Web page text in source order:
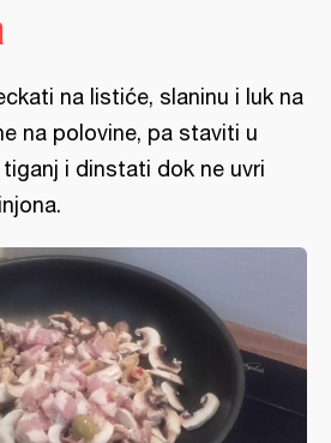
na listiće, slaninu i luk na
na polovine, pa staviti u
i dinstati dok ne uvri